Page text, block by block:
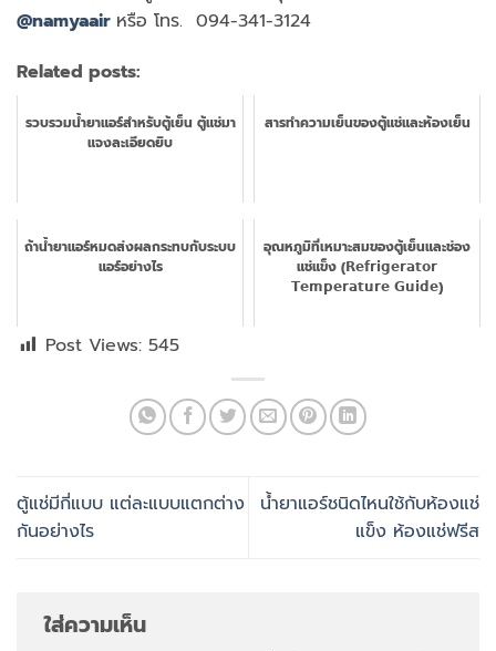
@namyaair หรือ โทร. 094-341-3124
Related posts:
รวบรวมน้ำยาแอร์สำหรับตู้เย็น ตู้แช่มา
แจงละเอียดยิบ
สารทำความเย็นของตู้แช่และห้องเย็น
ถ้าน้ำยาแอร์หมดส่งผลกระทบกับระบบ
แอร์อย่างไร
อุณหภูมิที่เหมาะสมของตู้เย็นและช่อง
แช่แข็ง (𝗥𝗲𝗳𝗿𝗶𝗴𝗲𝗿𝗮𝘁𝗼𝗿
𝗧𝗲𝗺𝗽𝗲𝗿𝗮𝘁𝘂𝗿𝗲 𝗚𝘂𝗶𝗱𝗲)
Post Views: 545
ตู้แช่มีกี่แบบ แต่ละแบบแตกต่าง
กันอย่างไร
น้ำยาแอร์ชนิดไหนใช้กับห้องแช่
แข็ง ห้องแช่ฟรีส
ใส่ความเห็น